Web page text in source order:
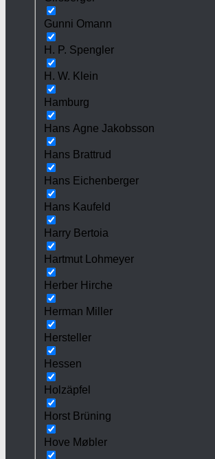
Gunni Omann
H. P. Spengler
H. W. Klein
Hamburg
Hans Agne Jakobsson
Hans Brattrud
Hans Eichenberger
Hans Kaufeld
Harry Bertoia
Hartmut Lohmeyer
Herber Hirche
Herman Miller
Hersteller
Hessen
Holzäpfel
Horst Brüning
Hove Møbler